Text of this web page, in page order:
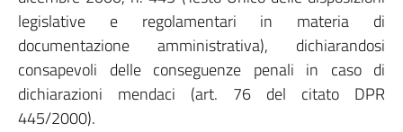
legislative e regolamentari in materia di
documentazione amministrativa), dichiarandosi
consapevoli delle conseguenze penali in caso di
dichiarazioni mendaci (art. 76 del citato DPR
445/2000).